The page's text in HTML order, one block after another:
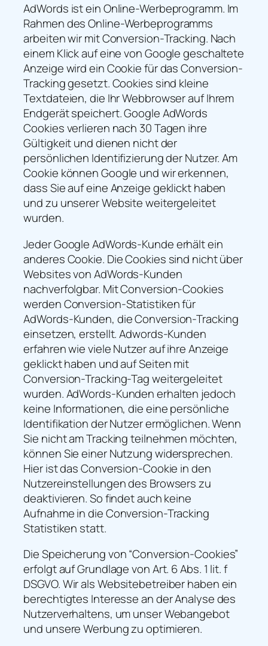
AdWords ist ein Online-Werbeprogramm. Im
Rahmen des Online-Werbeprogramms
arbeiten wir mit Conversion-Tracking. Nach
einem Klick auf eine von Google geschaltete
Anzeige wird ein Cookie für das Conversion-
Tracking gesetzt. Cookies sind kleine
Textdateien, die Ihr Webbrowser auf Ihrem
Endgerät speichert. Google AdWords
Cookies verlieren nach 30 Tagen ihre
Gültigkeit und dienen nicht der
persönlichen Identifizierung der Nutzer. Am
Cookie können Google und wir erkennen,
dass Sie auf eine Anzeige geklickt haben
und zu unserer Website weitergeleitet
wurden.
Jeder Google AdWords-Kunde erhält ein
anderes Cookie. Die Cookies sind nicht über
Websites von AdWords-Kunden
nachverfolgbar. Mit Conversion-Cookies
werden Conversion-Statistiken für
AdWords-Kunden, die Conversion-Tracking
einsetzen, erstellt. Adwords-Kunden
erfahren wie viele Nutzer auf ihre Anzeige
geklickt haben und auf Seiten mit
Conversion-Tracking-Tag weitergeleitet
wurden. AdWords-Kunden erhalten jedoch
keine Informationen, die eine persönliche
Identifikation der Nutzer ermöglichen. Wenn
Sie nicht am Tracking teilnehmen möchten,
können Sie einer Nutzung widersprechen.
Hier ist das Conversion-Cookie in den
Nutzereinstellungen des Browsers zu
deaktivieren. So findet auch keine
Aufnahme in die Conversion-Tracking
Statistiken statt.
Die Speicherung von “Conversion-Cookies”
erfolgt auf Grundlage von Art. 6 Abs. 1 lit. f
DSGVO. Wir als Websitebetreiber haben ein
berechtigtes Interesse an der Analyse des
Nutzerverhaltens, um unser Webangebot
und unsere Werbung zu optimieren.